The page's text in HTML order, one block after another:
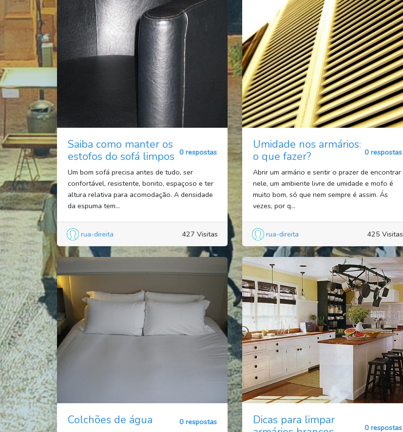
Saiba como manter os
estofos do sofá limpos 0 respostas
Um bom sofá precisa antes de tudo, ser
confortável, resistente, bonito, espaçoso e ter
altura relativa para acomodação. A densidade
da espuma tem...
rua-direita 427 Visitas
Umidade nos armários:
o que fazer?
0 respostas
Abrir um armário e sentir o prazer de encontrar
nele, um ambiente livre de umidade e mofo é
muito bom, só que nem sempre é assim. Ás
vezes, por q...
rua-direita 425 Visitas
Colchões de água
0 respostas
Dicas para limpar
0 respostas